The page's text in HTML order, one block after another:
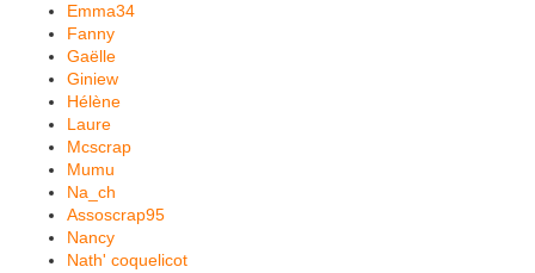
Emma34
Fanny
Gaëlle
Giniew
Hélène
Laure
Mcscrap
Mumu
Na_ch
Assoscrap95
Nancy
Nath' coquelicot